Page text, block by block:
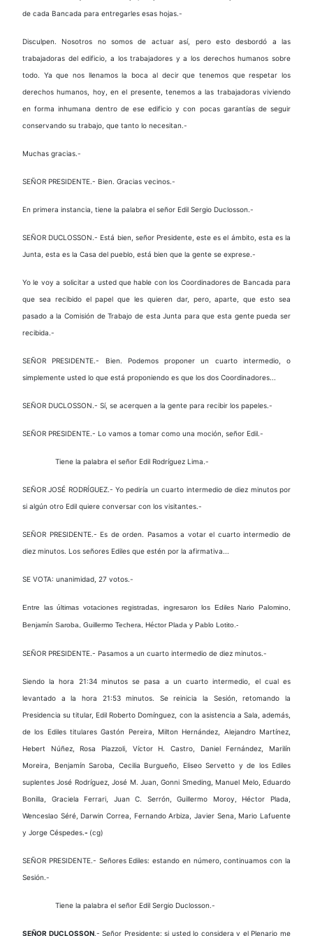
de cada Bancada para entregarles esas hojas.-
Disculpen. Nosotros no somos de actuar así, pero esto desbordó a las
trabajadoras del edificio, a los trabajadores y a los derechos humanos sobre
todo. Ya que nos llenamos la boca al decir que tenemos que respetar los
derechos humanos, hoy, en el presente, tenemos a las trabajadoras viviendo
en forma inhumana dentro de ese edificio y con pocas garantías de seguir
conservando su trabajo, que tanto lo necesitan.-
Muchas gracias.-
SEÑOR PRESIDENTE.- Bien. Gracias vecinos.-
En primera instancia, tiene la palabra el señor Edil Sergio Duclosson.-
SEÑOR DUCLOSSON.- Está bien, señor Presidente, este es el ámbito, esta es la
Junta, esta es la Casa del pueblo, está bien que la gente se exprese.-
Yo le voy a solicitar a usted que hable con los Coordinadores de Bancada para
que sea recibido el papel que les quieren dar, pero, aparte, que esto sea
pasado a la Comisión de Trabajo de esta Junta para que esta gente pueda ser
recibida.-
SEÑOR PRESIDENTE.- Bien. Podemos proponer un cuarto intermedio, o
simplemente usted lo que está proponiendo es que los dos Coordinadores...
SEÑOR DUCLOSSON.- Sí, se acerquen a la gente para recibir los papeles.-
SEÑOR PRESIDENTE.- Lo vamos a tomar como una moción, señor Edil.-
Tiene la palabra el señor Edil Rodríguez Lima.-
SEÑOR JOSÉ RODRÍGUEZ.- Yo pediría un cuarto intermedio de diez minutos por
si algún otro Edil quiere conversar con los visitantes.-
SEÑOR PRESIDENTE.- Es de orden. Pasamos a votar el cuarto intermedio de
diez minutos. Los señores Ediles que estén por la afirmativa...
SE VOTA: unanimidad, 27 votos.-
Entre las últimas votaciones registradas, ingresaron los Ediles Nario Palomino,
Benjamín Saroba, Guillermo Techera, Héctor Plada y Pablo Lotito.-
SEÑOR PRESIDENTE.- Pasamos a un cuarto intermedio de diez minutos.-
Siendo la hora 21:34 minutos se pasa a un cuarto intermedio, el cual es
levantado a la hora 21:53 minutos. Se reinicia la Sesión, retomando la
Presidencia su titular, Edil Roberto Domínguez, con la asistencia a Sala, además,
de los Ediles titulares Gastón Pereira, Milton Hernández, Alejandro Martínez,
Hebert Núñez, Rosa Piazzoli, Víctor H. Castro, Daniel Fernández, Marilín
Moreira, Benjamín Saroba, Cecilia Burgueño, Eliseo Servetto y de los Ediles
suplentes José Rodríguez, José M. Juan, Gonni Smeding, Manuel Melo, Eduardo
Bonilla, Graciela Ferrari, Juan C. Serrón, Guillermo Moroy, Héctor Plada,
Wenceslao Séré, Darwin Correa, Fernando Arbiza, Javier Sena, Mario Lafuente
y Jorge Céspedes.- (cg)
SEÑOR PRESIDENTE.- Señores Ediles: estando en número, continuamos con la
Sesión.-
Tiene la palabra el señor Edil Sergio Duclosson.-
SEÑOR DUCLOSSON.- Señor Presidente: si usted lo considera y el Plenario me